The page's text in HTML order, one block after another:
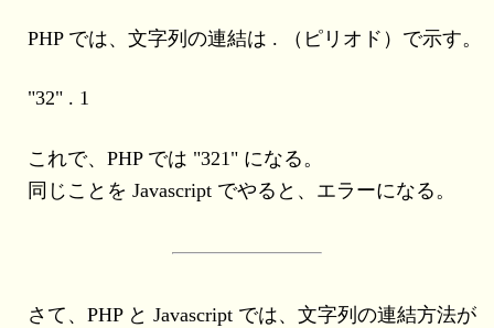
PHP では、文字列の連結は . （ピリオド）で示す。
"32" . 1
これで、PHP では "321" になる。
同じことを Javascript でやると、エラーになる。
さて、PHP と Javascript では、文字列の連結方法が